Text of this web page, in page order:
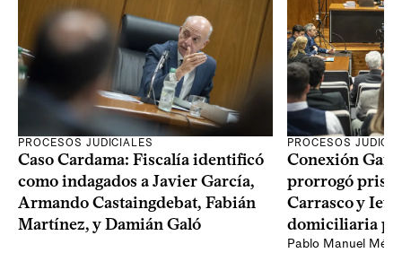
PROCESOS JUDICIALES
Caso Cardama: Fiscalía identificó
como indagados a Javier García,
Armando Castaingdebat, Fabián
Martínez, y Damián Galó
PROCESOS
Conexión
prorrogó
Carrasco y
domiciliaria
Pablo Manuel